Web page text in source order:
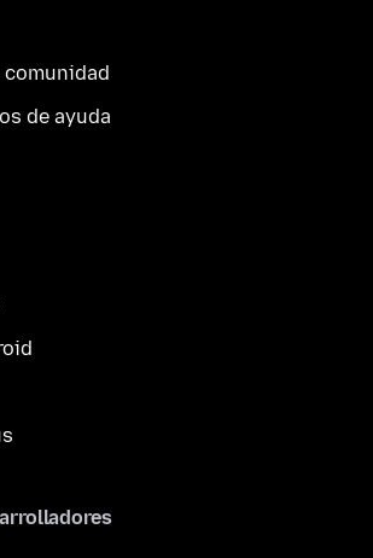
comunidad
de ayuda